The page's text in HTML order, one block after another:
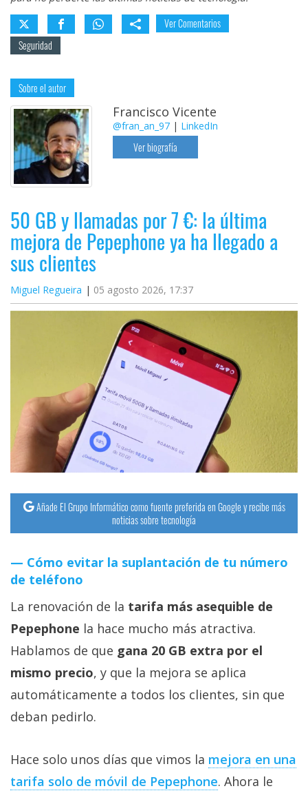
Ver Comentarios
Seguridad
Sobre el autor
Francisco Vicente
@fran_an_97 | LinkedIn
Ver biografía
50 GB y llamadas por 7 €: la última
mejora de Pepephone ya ha llegado a
sus clientes
Miguel Regueira 05 agosto 2026, 17:37
Añade El Grupo Informático como fuente preferida en Google y recibe más
noticias sobre tecnología
Cómo evitar la suplantación de tu número
de teléfono
La renovación de la tarifa más asequible de
Pepephone la hace mucho más atractiva.
Hablamos de que gana 20 GB extra por el
mismo precio, y que la mejora se aplica
automáticamente a todos los clientes, sin que
deban pedirlo.
Hace solo unos días que vimos la mejora en una
tarifa solo de móvil de Pepephone‎. Ahora le